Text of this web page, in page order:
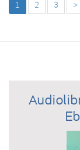
1 2 3 >